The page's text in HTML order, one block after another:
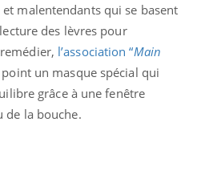
malentendants qui se basent
des lèvres pour
l’association “Main
un masque spécial qui
grâce à une fenêtre
de la bouche.